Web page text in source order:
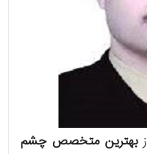
بهترین متخصص چشم